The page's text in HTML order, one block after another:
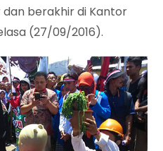
dan berakhir di Kantor
(27/09/2016).